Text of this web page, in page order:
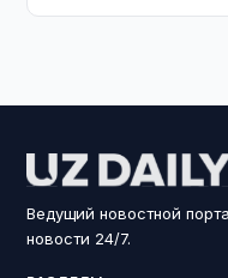
Ведущий новостной
новости 24/7.